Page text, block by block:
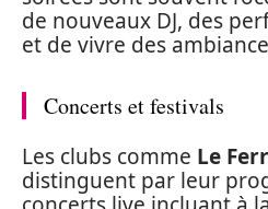
de nouveaux DJ, des
et de vivre des
Concerts et festivals
Les clubs comme Le
distinguent par leur